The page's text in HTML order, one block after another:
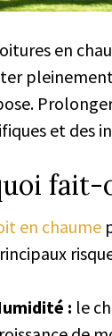
en
et des
fait-
en chaume
: le